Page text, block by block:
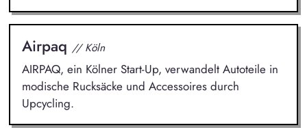
Airpaq // Köln
AIRPAQ, ein Kölner Start-Up, verwandelt Autoteile in
modische Rucksäcke und Accessoires durch
Upcycling.